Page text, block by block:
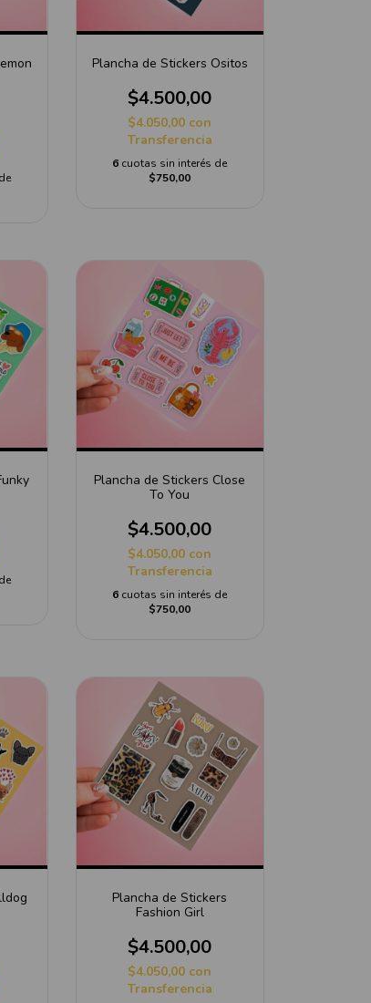
Plancha de Stickers Ositos
$4.500,00
$4.050,00 con
Transferencia
6 cuotas sin interés de
$750,00
Plancha de Stickers Close
To You
$4.500,00
$4.050,00 con
Transferencia
6 cuotas sin interés de
$750,00
Plancha de Stickers
Fashion Girl
$4.500,00
$4.050,00 con
Transferencia